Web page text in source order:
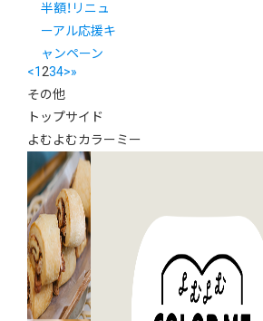
半額！リニュ
ーアル応援キ
ャンペーン
<1 234>»
その他
トップサイド
よむよむカラーミー